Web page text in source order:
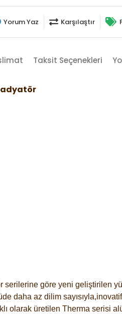
Yorum Yaz Karşılaştır
Taksit Seçenekleri
serilerine göre yeni geliştirilen
daha az dilim
olarak üretilen Therma serisi